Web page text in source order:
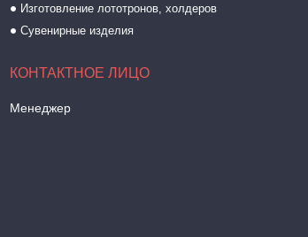
Изготовление лототронов, холдеров
Сувенирные изделия
Менеджер